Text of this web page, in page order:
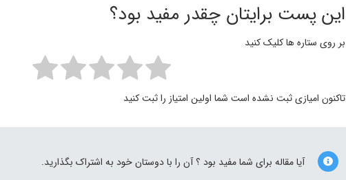
این پست برایتان چقدر مفید بود؟
بر روی ستاره ها کلیک کنید
تاکنون امیازی ثبت نشده است شما اولین امتیاز را ثبت کنید
آیا مقاله برای شما مفید بود ؟ آن را با دوستان خود به اشتراک بگذارید.